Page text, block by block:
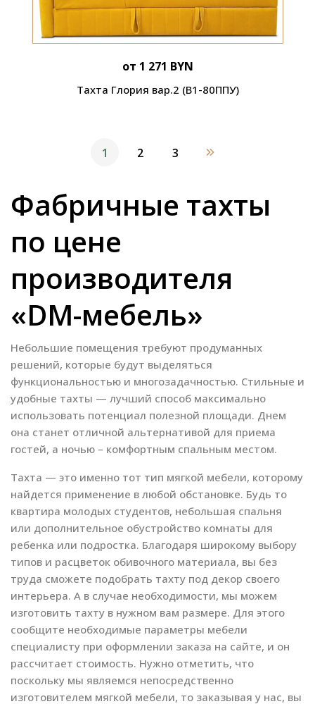
от 1 271 BYN
Тахта Глория вар.2 (В1-80ППУ)
1 2 3
Фабричные тахты
по цене
производителя
«DM-мебель»
Небольшие помещения требуют продуманных
решений, которые будут выделяться
функциональностью и многозадачностью. Стильные и
удобные тахты — лучший способ максимально
использовать потенциал полезной площади. Днем
она станет отличной альтернативой для приема
гостей, а ночью – комфортным спальным местом.
Тахта — это именно тот тип мягкой мебели, которому
найдется применение в любой обстановке. Будь то
квартира молодых студентов, небольшая спальня
или дополнительное обустройство комнаты для
ребенка или подростка. Благодаря широкому выбору
типов и расцветок обивочного материала, вы без
труда сможете подобрать тахту под декор своего
интерьера. А в случае необходимости, мы можем
изготовить тахту в нужном вам размере. Для этого
сообщите необходимые параметры мебели
специалисту при оформлении заказа на сайте, и он
рассчитает стоимость. Нужно отметить, что
поскольку мы являемся непосредственно
изготовителем мягкой мебели, то заказывая у нас, вы